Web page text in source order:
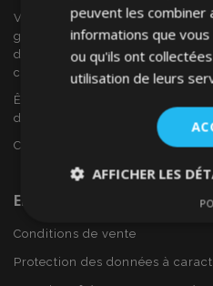
VTV voiture est un détaillant
gros d'accessoires
déflecteurs de vent,
couvertures de chrome et
Êtes-vous intéressé par
devenir notre partenaire?
Contactez-nous dès
En Savoir Plus Sur VTVAuto
Conditions de vente
Protection des données à
peuvent les combiner
informations que
ou qu'ils ont
utilisation de leurs
AFFICHER LES
nécessaires